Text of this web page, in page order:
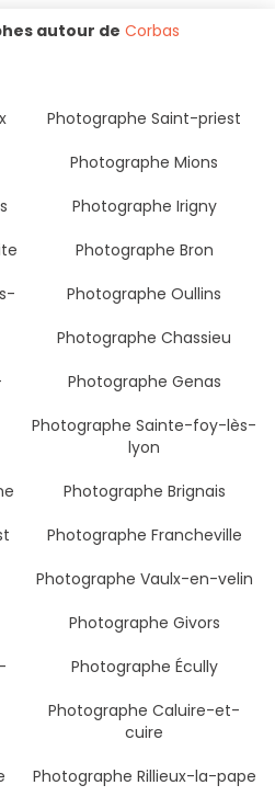
autour de Corbas
Photographe Saint-priest
Photographe Mions
Photographe Irigny
Photographe Bron
Photographe Oullins
Photographe Chassieu
Photographe Genas
Photographe Sainte-foy-lès-
lyon
Photographe Brignais
Photographe Francheville
Photographe Vaulx-en-velin
Photographe Givors
Photographe Écully
Photographe Caluire-et-
cuire
Photographe Rillieux-la-pape